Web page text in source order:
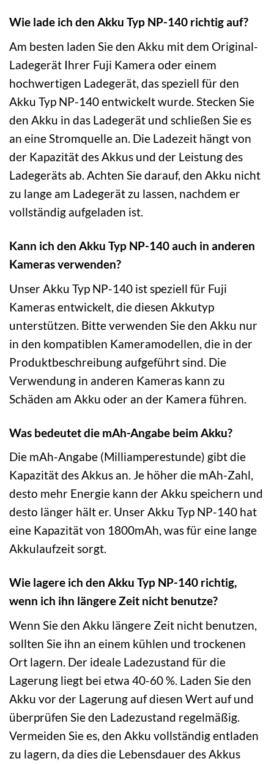
Wie lade ich den Akku Typ NP-140 richtig auf?
Am besten laden Sie den Akku mit dem Original-
Ladegerät Ihrer Fuji Kamera oder einem
hochwertigen Ladegerät, das speziell für den
Akku Typ NP-140 entwickelt wurde. Stecken Sie
den Akku in das Ladegerät und schließen Sie es
an eine Stromquelle an. Die Ladezeit hängt von
der Kapazität des Akkus und der Leistung des
Ladegeräts ab. Achten Sie darauf, den Akku nicht
zu lange am Ladegerät zu lassen, nachdem er
vollständig aufgeladen ist.
Kann ich den Akku Typ NP-140 auch in anderen
Kameras verwenden?
Unser Akku Typ NP-140 ist speziell für Fuji
Kameras entwickelt, die diesen Akkutyp
unterstützen. Bitte verwenden Sie den Akku nur
in den kompatiblen Kameramodellen, die in der
Produktbeschreibung aufgeführt sind. Die
Verwendung in anderen Kameras kann zu
Schäden am Akku oder an der Kamera führen.
Was bedeutet die mAh-Angabe beim Akku?
Die mAh-Angabe (Milliamperestunde) gibt die
Kapazität des Akkus an. Je höher die mAh-Zahl,
desto mehr Energie kann der Akku speichern und
desto länger hält er. Unser Akku Typ NP-140 hat
eine Kapazität von 1800mAh, was für eine lange
Akkulaufzeit sorgt.
Wie lagere ich den Akku Typ NP-140 richtig,
wenn ich ihn längere Zeit nicht benutze?
Wenn Sie den Akku längere Zeit nicht benutzen,
sollten Sie ihn an einem kühlen und trockenen
Ort lagern. Der ideale Ladezustand für die
Lagerung liegt bei etwa 40-60 %. Laden Sie den
Akku vor der Lagerung auf diesen Wert auf und
überprüfen Sie den Ladezustand regelmäßig.
Vermeiden Sie es, den Akku vollständig entladen
zu lagern, da dies die Lebensdauer des Akkus